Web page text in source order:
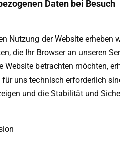
Daten bei Besuch
Nutzung der Website erheben
die Ihr Browser an unseren
Website betrachten möchten,
uns technisch erforderlich
und die Stabilität und